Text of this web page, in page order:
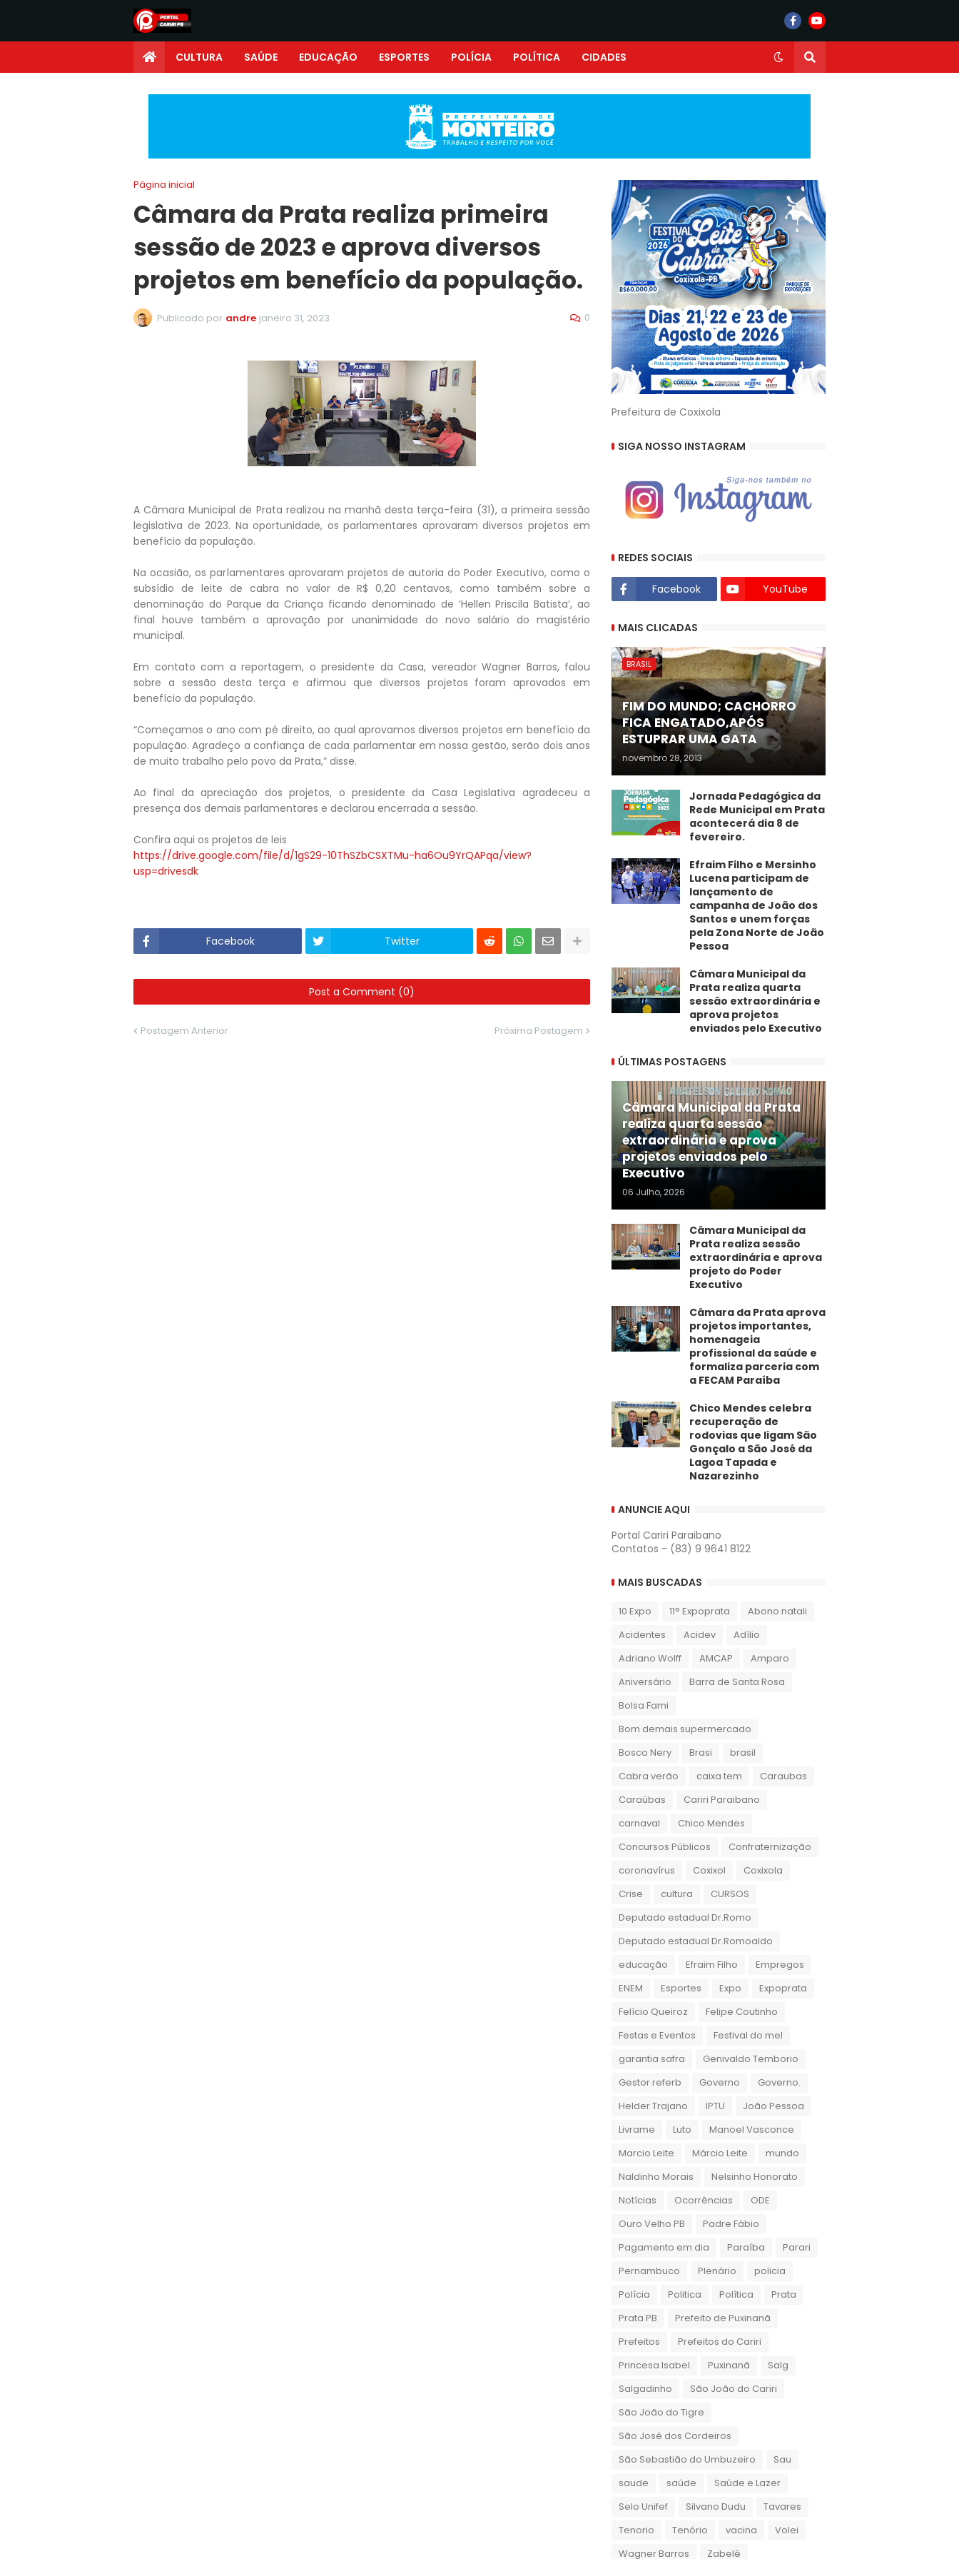
CULTURA SAÚDE EDUCAÇÃO ESPORTES POLÍCIA POLÍTICA CIDADES
Página inicial
Câmara da Prata realiza primeira
sessão de 2023 e aprova diversos
projetos em benefício da população.
Publicado por andre janeiro 31, 2023 0
A Câmara Municipal de Prata realizou na manhã desta terça-feira (31), a primeira sessão
legislativa de 2023. Na oportunidade, os parlamentares aprovaram diversos projetos em
benefício da população.
Na ocasião, os parlamentares aprovaram projetos de autoria do Poder Executivo, como o
subsídio de leite de cabra no valor de R$ 0,20 centavos, como também sobre a
denominação do Parque da Criança ficando denominado de ‘Hellen Priscila Batista’, ao
final houve também a aprovação por unanimidade do novo salário do magistério
municipal.
Em contato com a reportagem, o presidente da Casa, vereador Wagner Barros, falou
sobre a sessão desta terça e afirmou que diversos projetos foram aprovados em
benefício da população.
“Começamos o ano com pé direito, ao qual aprovamos diversos projetos em benefício da
população. Agradeço a confiança de cada parlamentar em nossa gestão, serão dois anos
de muito trabalho pelo povo da Prata,” disse.
Ao final da apreciação dos projetos, o presidente da Casa Legislativa agradeceu a
presença dos demais parlamentares e declarou encerrada a sessão.
Confira aqui os projetos de leis
https://drive.google.com/file/d/1gS29-10ThSZbCSXTMu-ha6Ou9YrQAPqa/view?
usp=drivesdk
Facebook Twitter
Post a Comment (0)
Postagem Anterior Próxima Postagem
Prefeitura de Coxixola
SIGA NOSSO INSTAGRAM
REDES SOCIAIS
Facebook YouTube
MAIS CLICADAS
BRASIL
FIM DO MUNDO; CACHORRO
FICA ENGATADO,APÓS
ESTUPRAR UMA GATA
novembro 28, 2013
Jornada Pedagógica da
Rede Municipal em Prata
acontecerá dia 8 de
fevereiro.
Efraim Filho e Mersinho
Lucena participam de
lançamento de
campanha de João dos
Santos e unem forças
pela Zona Norte de João
Pessoa
Câmara Municipal da
Prata realiza quarta
sessão extraordinária e
aprova projetos
enviados pelo Executivo
ÚLTIMAS POSTAGENS
Câmara Municipal da Prata
realiza quarta sessão
extraordinária e aprova
projetos enviados pelo
Executivo
06 Julho, 2026
Câmara Municipal da
Prata realiza sessão
extraordinária e aprova
projeto do Poder
Executivo
​Câmara da Prata aprova
projetos importantes,
homenageia
profissional da saúde e
formaliza parceria com
a FECAM Paraíba
Chico Mendes celebra
recuperação de
rodovias que ligam São
Gonçalo a São José da
Lagoa Tapada e
Nazarezinho
ANUNCIE AQUI
Portal Cariri Paraibano
Contatos - (83) 9 9641 8122
MAIS BUSCADAS
10 Expo 11° Expoprata
Abono natali
Acidentes
Acidev
Adílio
Adriano Wolff
AMCAP
Amparo
Aniversário
Barra de Santa Rosa
Bolsa Fami
Bom demais supermercado
Bosco Nery
Brasi
brasil
Cabra verão
caixa tem
Caraubas
Caraúbas
Cariri Paraibano
carnaval
Chico Mendes
Concursos Públicos
Confraternização
coronavírus
Coxixol
Coxixola
Crise
cultura
CURSOS
Deputado estadual Dr.Romo
Deputado estadual Dr.Romoaldo
educação
Efraim Filho
Empregos
ENEM
Esportes Expo
Expoprata
Felício Queiroz
Felipe Coutinho
Festas e Eventos
Festival do mel
garantia safra
Genivaldo Temborio
Gestor referb
Governo
Governo.
Helder Trajano
IPTU
João Pessoa
Livrame
Luto
Manoel Vasconce
Marcio Leite
Márcio Leite
mundo
Naldinho Morais
Nelsinho Honorato
Notícias
Ocorrências
ODE
Ouro Velho PB
Padre Fábio
Pagamento em dia
Paraíba
Parari
Pernambuco
Plenário
policia
Polícia
Politica Política
Prata
Prata PB
Prefeito de Puxinanã
Prefeitos
Prefeitos do Cariri
Princesa Isabel
Puxinanã
Salg
Salgadinho
São João do Cariri
São João do Tigre
São José dos Cordeiros
São Sebastião do Umbuzeiro
Sau
saude
saúde
Saúde e Lazer
Selo Unifef
Silvano Dudu
Tavares
Tenorio
Tenório vacina
Volei
Wagner Barros
Zabelê